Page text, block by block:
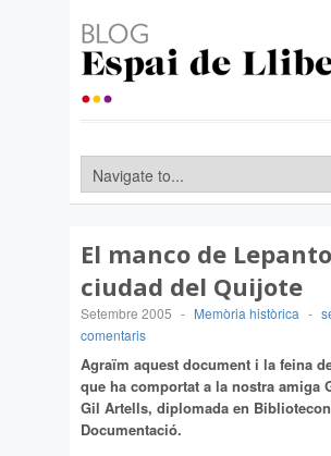
El manco de
ciudad del Quijote
Setembre 2005 - Memòria històrica -
comentaris
Agraïm aquest document i la feina
que ha comportat a la nostra amiga
Gil Artells, diplomada en
Documentació.